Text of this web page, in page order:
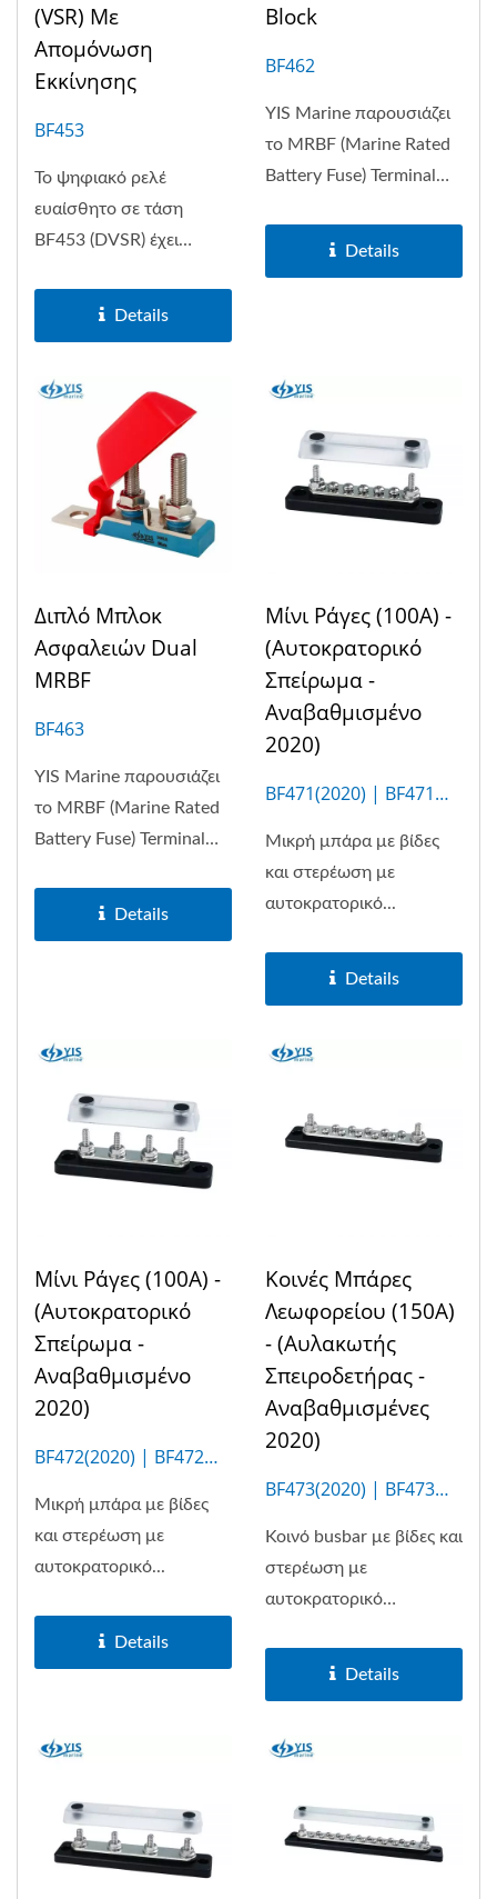
(VSR) Με
Απομόνωση
Εκκίνησης
BF453
Το ψηφιακό ρελέ
ευαίσθητο σε τάση
BF453 (DVSR) έχει
Details
Block
BF462
YIS Marine παρουσιάζει
το MRBF (Marine Rated
Battery Fuse) Terminal
Details
Διπλό Μπλοκ
Ασφαλειών Dual
MRBF
BF463
YIS Marine παρουσιάζει
το MRBF (Marine Rated
Battery Fuse) Terminal
Details
Μίνι Ράγες (100A) -
(Αυτοκρατορικό
Σπείρωμα -
Αναβαθμισμένο
2020)
BF471(2020) | BF471M
Μικρή μπάρα με βίδες
και στερέωση με
αυτοκρατορικό...
Details
Μίνι Ράγες (100A) -
(Αυτοκρατορικό
Σπείρωμα -
Αναβαθμισμένο
2020)
BF472(2020) | BF472M
Μικρή μπάρα με βίδες
και στερέωση με
αυτοκρατορικό...
Details
Κοινές Μπάρες
Λεωφορείου (150Α)
- (Αυλακωτής
Σπειροδετήρας -
Αναβαθμισμένες
2020)
BF473(2020) | BF473M
Κοινό busbar με βίδες και
στερέωση με
αυτοκρατορικό
Details